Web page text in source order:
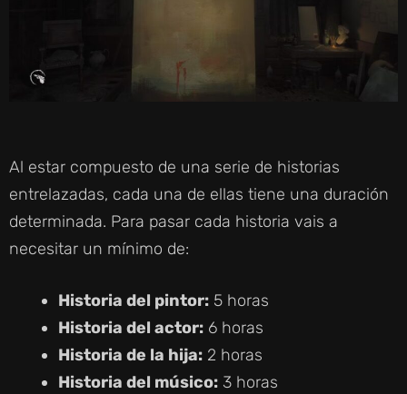
Al estar compuesto de una serie de historias
entrelazadas, cada una de ellas tiene una duración
determinada. Para pasar cada historia vais a
necesitar un mínimo de:
Historia del pintor: 5 horas
Historia del actor: 6 horas
Historia de la hija: 2 horas
Historia del músico: 3 horas